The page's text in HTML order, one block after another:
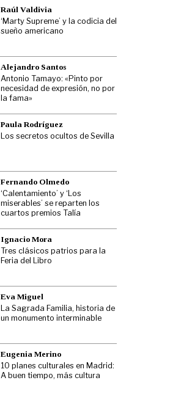
Raúl Valdivia
‘Marty Supreme’ y la codicia del
sueño americano
Alejandro Santos
Antonio Tamayo: «Pinto por
necesidad de expresión, no por
la fama»
Paula Rodríguez
Los secretos ocultos de Sevilla
Fernando Olmedo
‘Calentamiento’ y ‘Los
miserables’ se reparten los
cuartos premios Talía
Ignacio Mora
Tres clásicos patrios para la
Feria del Libro
Eva Miguel
La Sagrada Familia, historia de
un monumento interminable
Eugenia Merino
10 planes culturales en Madrid:
A buen tiempo, más cultura